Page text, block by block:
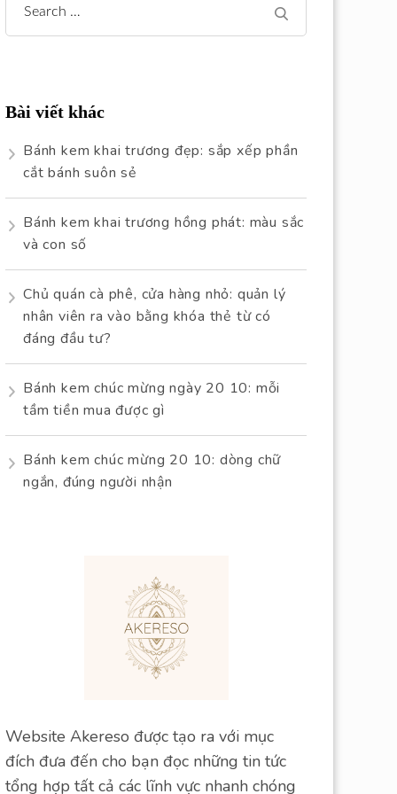
Search
for:
Bài viết khác
Bánh kem khai trương đẹp: sắp xếp phần
cắt bánh suôn sẻ
Bánh kem khai trương hồng phát: màu sắc
và con số
Chủ quán cà phê, cửa hàng nhỏ: quản lý
nhân viên ra vào bằng khóa thẻ từ có
đáng đầu tư?
Bánh kem chúc mừng ngày 20 10: mỗi
tầm tiền mua được gì
Bánh kem chúc mừng 20 10: dòng chữ
ngắn, đúng người nhận
Website Akereso được tạo ra với mục
đích đưa đến cho bạn đọc những tin tức
tổng hợp tất cả các lĩnh vực nhanh chóng